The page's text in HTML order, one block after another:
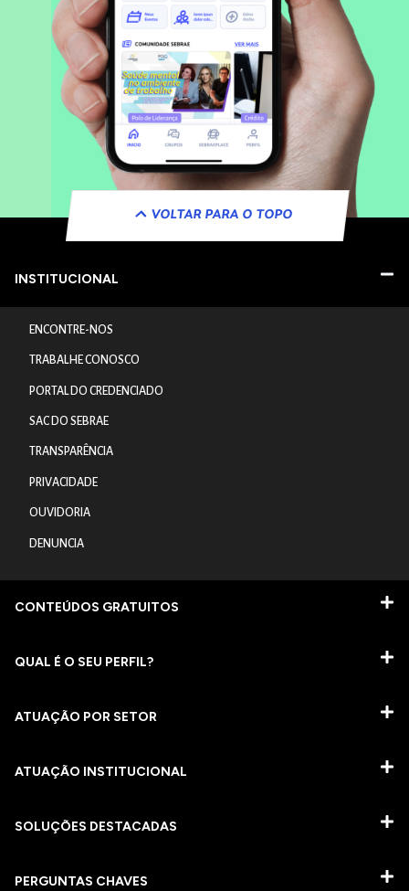
VOLTAR PARA O TOPO
INSTITUCIONAL
ENCONTRE-NOS
TRABALHE CONOSCO
PORTAL DO CREDENCIADO
SAC DO SEBRAE
TRANSPARÊNCIA
PRIVACIDADE
OUVIDORIA
DENUNCIA
CONTEÚDOS GRATUITOS
QUAL É O SEU PERFIL?
ATUAÇÃO POR SETOR
ATUAÇÃO INSTITUCIONAL
SOLUÇÕES DESTACADAS
PERGUNTAS CHAVES​